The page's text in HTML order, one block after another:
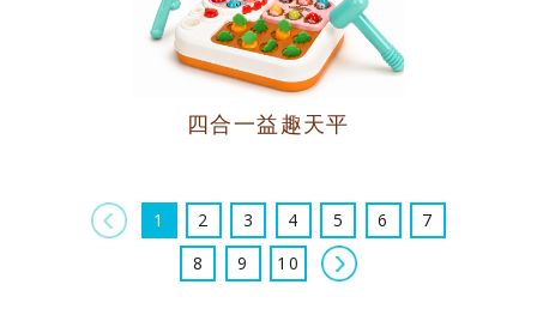
四合一益趣天平
上一頁
1 2 3 4 5 6
7
8
9 10 下一頁